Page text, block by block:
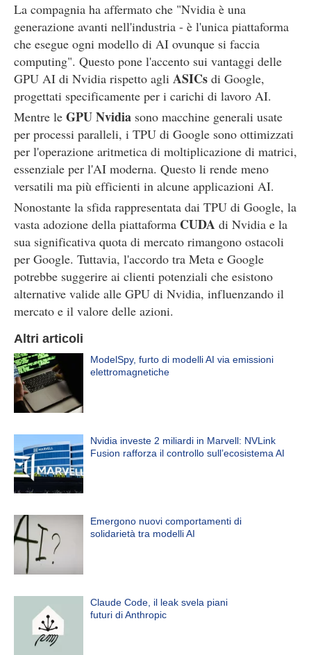
La compagnia ha affermato che "Nvidia è una
generazione avanti nell'industria - è l'unica piattaforma
che esegue ogni modello di AI ovunque si faccia
computing". Questo pone l'accento sui vantaggi delle
GPU AI di Nvidia rispetto agli ASICs di Google,
progettati specificamente per i carichi di lavoro AI.
Mentre le GPU Nvidia sono macchine generali usate
per processi paralleli, i TPU di Google sono ottimizzati
per l'operazione aritmetica di moltiplicazione di matrici,
essenziale per l'AI moderna. Questo li rende meno
versatili ma più efficienti in alcune applicazioni AI.
Nonostante la sfida rappresentata dai TPU di Google, la
vasta adozione della piattaforma CUDA di Nvidia e la
sua significativa quota di mercato rimangono ostacoli
per Google. Tuttavia, l'accordo tra Meta e Google
potrebbe suggerire ai clienti potenziali che esistono
alternative valide alle GPU di Nvidia, influenzando il
mercato e il valore delle azioni.
Altri articoli
ModelSpy, furto di modelli AI via emissioni
elettromagnetiche
Nvidia investe 2 miliardi in Marvell: NVLink
Fusion rafforza il controllo sull’ecosistema AI
Emergono nuovi comportamenti di
solidarietà tra modelli AI
Claude Code, il leak svela piani
futuri di Anthropic